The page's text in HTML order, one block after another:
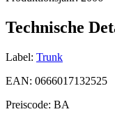
Technische
Label: Trunk
EAN: 0666017132525
Preiscode: BA